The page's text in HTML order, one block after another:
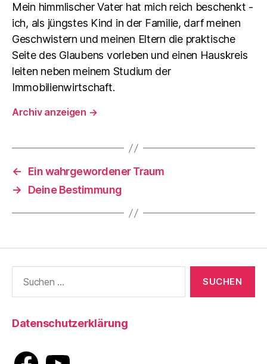
Mein himmlischer Vater hat mich reich beschenkt -
ich, als jüngstes Kind in der Familie, darf meinen
Geschwistern und meinen Eltern die praktische
Seite des Glaubens vorleben und einen Hauskreis
leiten neben meinem Studium der
Immobilienwirtschaft.
Archiv anzeigen →
←
Ein wahrgewordener Traum
→
Deine Bestimmung
nach:
Datenschutzerklärung
FacebookYouTube